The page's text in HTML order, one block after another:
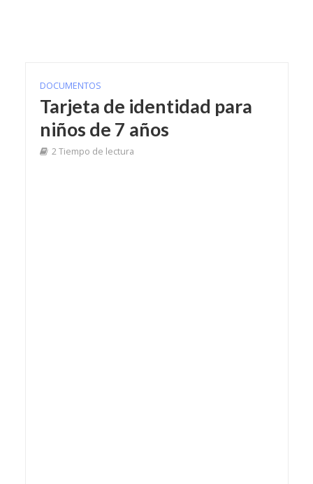
DOCUMENTOS
Tarjeta de identidad para
niños de 7 años
2 Tiempo de lectura